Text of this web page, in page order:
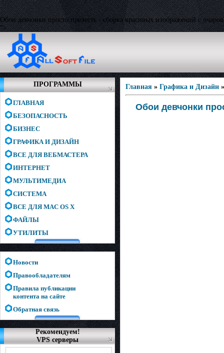
Обои девчонки просто прелесть - сборка красивых изображений с
">
ПРОГРАММЫ
ГЛАВНАЯ
БЕЗОПАСНОСТЬ
БИЗНЕС
ГРАФИКА И ДИЗАЙН
ВСЕ ДЛЯ ВЕБМАСТЕРА
ИНТЕРНЕТ
МУЛЬТИМЕДИА
СИСТЕМА
ВСЕ ДЛЯ MAC OS X
ФАЙЛЫ
УТИЛИТЫ
Новости
Правообладателям
Правила публикации
контента на сайте
Обратная связь
Рекомендуем!
VPS серверы
Главная » Графика и Дизайн
Обои девчонки